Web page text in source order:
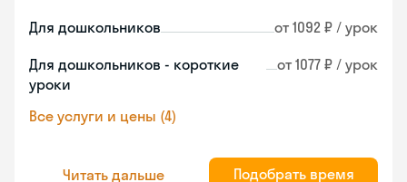
Для дошкольников от 1092 ₽ / урок
Для дошкольников - короткие
уроки
от 1077 ₽ / урок
Все услуги и цены (4)
Читать дальше Подобрать время